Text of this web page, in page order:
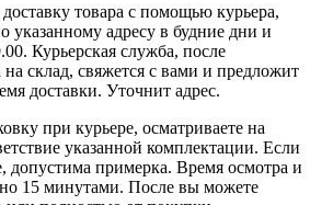
товара с помощью курьера,
указанному адресу в будние дни и
Курьерская служба, после
на склад, свяжется с вами и предложит
доставки. Уточнит адрес.
при курьере, осматриваете на
указанной комплектации. Если
допустима примерка. Время осмотра и
15 минутами. После вы можете